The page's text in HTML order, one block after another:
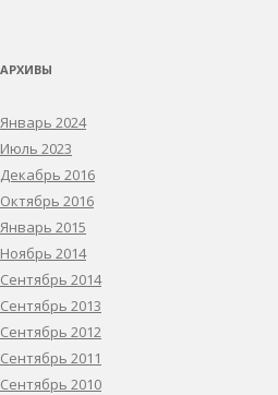
АРХИВЫ
Январь 2024
Июль 2023
Декабрь 2016
Октябрь 2016
Январь 2015
Ноябрь 2014
Сентябрь 2014
Сентябрь 2013
Сентябрь 2012
Сентябрь 2011
Сентябрь 2010